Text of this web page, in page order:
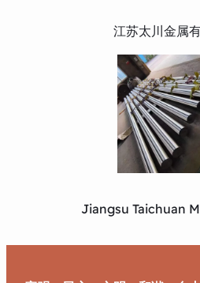
江苏太川金属
Jiangsu Taichuan